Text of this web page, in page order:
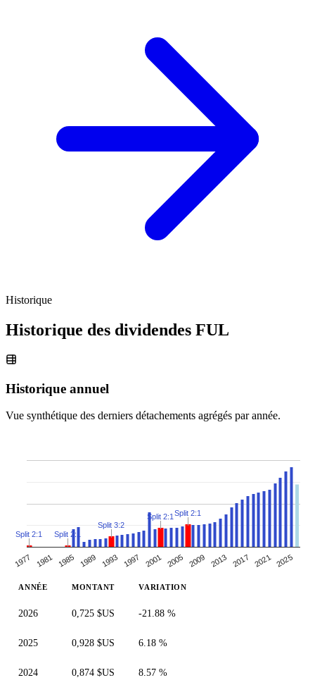
Historique
Historique des dividendes FUL
Historique annuel
Vue synthétique des derniers détachements agrégés par année.
1977 1981 1985 1989 1993 1997 2001 2005 2009 2013 2017 2021 2025
Split 2:1 Split 2:1
Split 3:2
Split 2:1Split 2:1
ANNÉE MONTANT VARIATION
2026 0,725 $US -21.88 %
2025 0,928 $US 6.18 %
2024 0,874 $US 8.57 %